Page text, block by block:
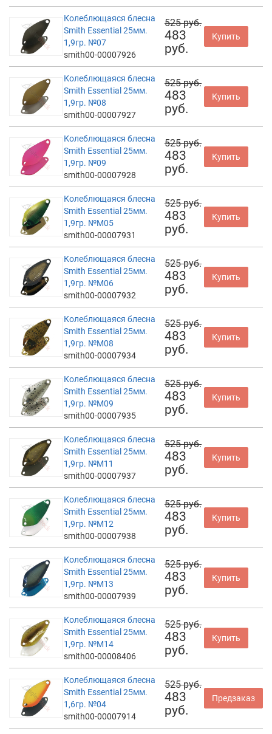
Колеблющаяся блесна
Smith Essential 25мм.
1,9гр. №07
smith00-00007926
525 руб.
483
руб.
Купить
Колеблющаяся блесна
Smith Essential 25мм.
1,9гр. №08
smith00-00007927
525 руб.
483
руб.
Купить
Колеблющаяся блесна
Smith Essential 25мм.
1,9гр. №09
smith00-00007928
525 руб.
483
руб.
Купить
Колеблющаяся блесна
Smith Essential 25мм.
1,9гр. №M05
smith00-00007931
525 руб.
483
руб.
Купить
Колеблющаяся блесна
Smith Essential 25мм.
1,9гр. №M06
smith00-00007932
525 руб.
483
руб.
Купить
Колеблющаяся блесна
Smith Essential 25мм.
1,9гр. №M08
smith00-00007934
525 руб.
483
руб.
Купить
Колеблющаяся блесна
Smith Essential 25мм.
1,9гр. №M09
smith00-00007935
525 руб.
483
руб.
Купить
Колеблющаяся блесна
Smith Essential 25мм.
1,9гр. №M11
smith00-00007937
525 руб.
483
руб.
Купить
Колеблющаяся блесна
Smith Essential 25мм.
1,9гр. №M12
smith00-00007938
525 руб.
483
руб.
Купить
Колеблющаяся блесна
Smith Essential 25мм.
1,9гр. №M13
smith00-00007939
525 руб.
483
руб.
Купить
Колеблющаяся блесна
Smith Essential 25мм.
1,9гр. №M14
smith00-00008406
525 руб.
483
руб.
Купить
Колеблющаяся блесна
Smith Essential 25мм.
1,6гр. №04
smith00-00007914
525 руб.
483
руб.
Предзаказ